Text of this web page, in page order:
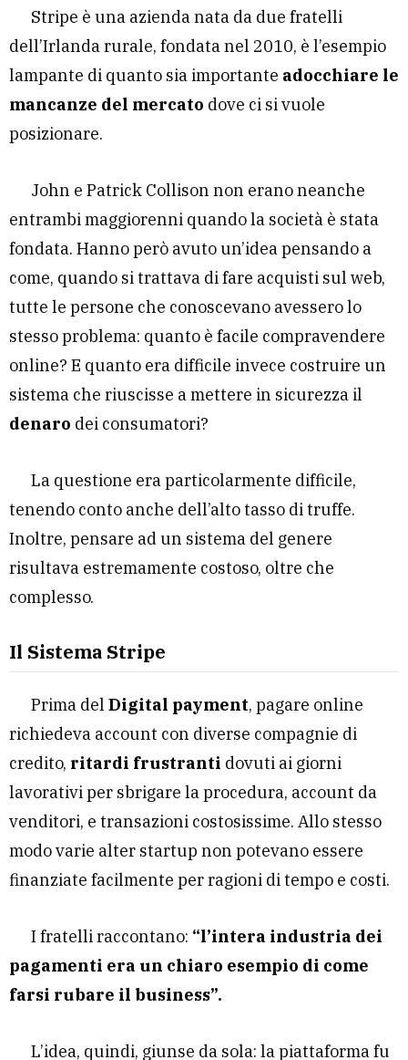
Stripe è una azienda nata da due fratelli
dell’Irlanda rurale, fondata nel 2010, è l’esempio
lampante di quanto sia importante adocchiare le
mancanze del mercato dove ci si vuole
posizionare.
John e Patrick Collison non erano neanche
entrambi maggiorenni quando la società è stata
fondata. Hanno però avuto un’idea pensando a
come, quando si trattava di fare acquisti sul web,
tutte le persone che conoscevano avessero lo
stesso problema: quanto è facile compravendere
online? E quanto era difficile invece costruire un
sistema che riuscisse a mettere in sicurezza il
denaro dei consumatori?
La questione era particolarmente difficile,
tenendo conto anche dell’alto tasso di truffe.
Inoltre, pensare ad un sistema del genere
risultava estremamente costoso, oltre che
complesso.
Il Sistema Stripe
Prima del Digital payment, pagare online
richiedeva account con diverse compagnie di
credito, ritardi frustranti dovuti ai giorni
lavorativi per sbrigare la procedura, account da
venditori, e transazioni costosissime. Allo stesso
modo varie alter startup non potevano essere
finanziate facilmente per ragioni di tempo e costi.
I fratelli raccontano: “l’intera industria dei
pagamenti era un chiaro esempio di come
farsi rubare il business”.
L’idea, quindi, giunse da sola: la piattaforma fu